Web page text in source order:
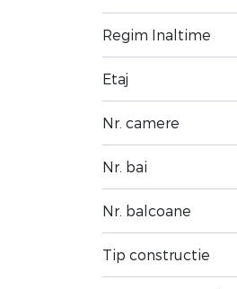
Regim Inaltime
Etaj
Nr. camere
Nr. bai
Nr. balcoane
Tip constructie